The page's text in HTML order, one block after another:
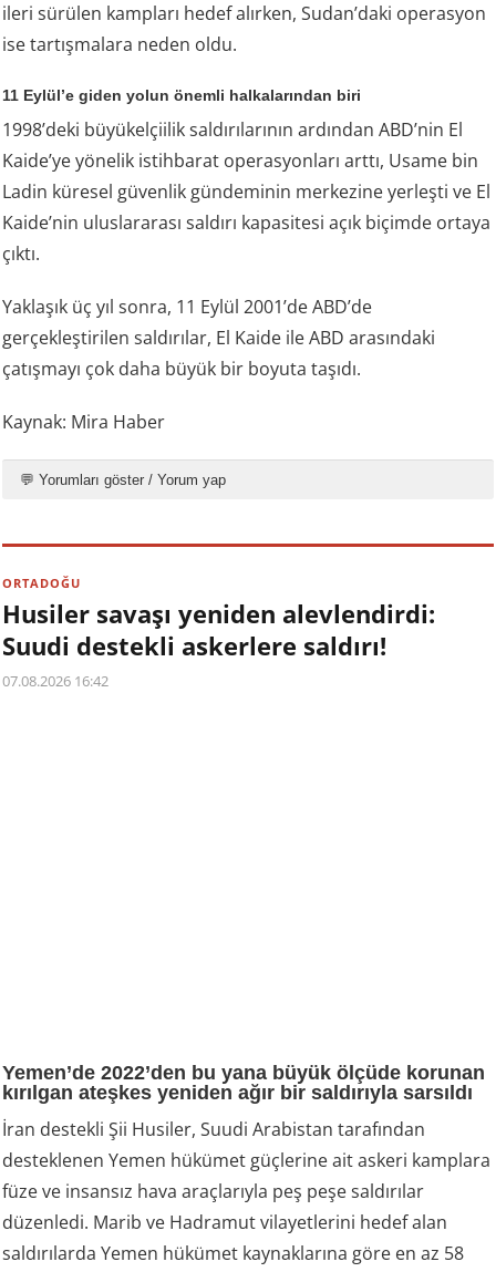
ileri sürülen kampları hedef alırken, Sudan’daki operasyon
ise tartışmalara neden oldu.
11 Eylül’e giden yolun önemli halkalarından biri
1998’deki büyükelçiilik saldırılarının ardından ABD’nin El
Kaide’ye yönelik istihbarat operasyonları arttı, Usame bin
Ladin küresel güvenlik gündeminin merkezine yerleşti ve El
Kaide’nin uluslararası saldırı kapasitesi açık biçimde ortaya
çıktı.
Yaklaşık üç yıl sonra, 11 Eylül 2001’de ABD’de
gerçekleştirilen saldırılar, El Kaide ile ABD arasındaki
çatışmayı çok daha büyük bir boyuta taşıdı.
Kaynak: Mira Haber
💬 Yorumları göster / Yorum yap
ORTADOĞU
Husiler savaşı yeniden alevlendirdi:
Suudi destekli askerlere saldırı!
07.08.2026 16:42
Yemen’de 2022’den bu yana büyük ölçüde korunan
kırılgan ateşkes yeniden ağır bir saldırıyla sarsıldı
İran destekli Şii Husiler, Suudi Arabistan tarafından
desteklenen Yemen hükümet güçlerine ait askeri kamplara
füze ve insansız hava araçlarıyla peş peşe saldırılar
düzenledi. Marib ve Hadramut vilayetlerini hedef alan
saldırılarda Yemen hükümet kaynaklarına göre en az 58